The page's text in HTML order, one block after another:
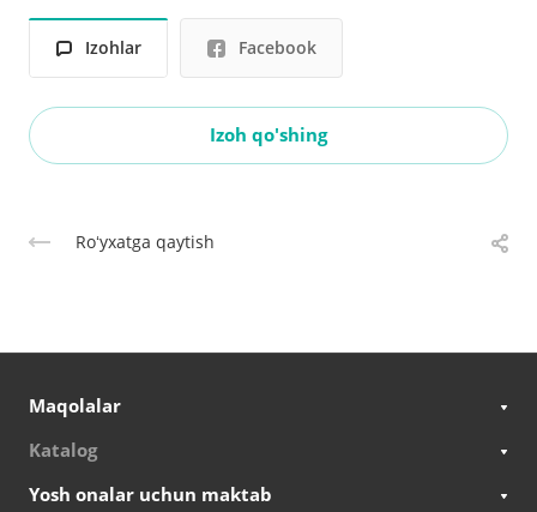
Izohlar Facebook
Izoh qo'shing
Roʻyxatga qaytish
Maqolalar
Katalog
Yosh onalar uchun maktab